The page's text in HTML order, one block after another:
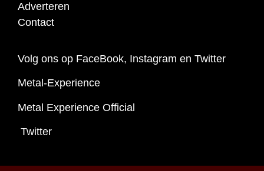
Adverteren
Contact
Volg ons op FaceBook, Instagram en Twitter
Metal-Experience
Metal Experience Official
Twitter